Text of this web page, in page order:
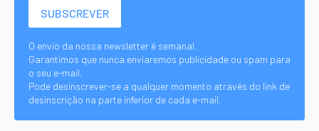
O envio da nossa newsletter é semanal.
Garantimos que nunca enviaremos publicidade ou spam para
o seu e-mail.
Pode desinscrever-se a qualquer momento através do link de
desinscrição na parte inferior de cada e-mail.